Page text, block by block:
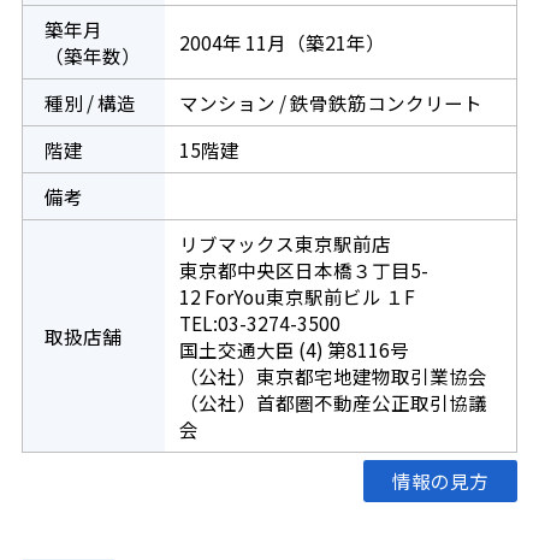
築年月
（築年数）
2004年 11月（築21年）
種別 / 構造
マンション / 鉄骨鉄筋コンクリート
階建
15階建
備考
取扱店舗
リブマックス東京駅前店
東京都中央区日本橋３丁目5-
12 ForYou東京駅前ビル １F
TEL:03-3274-3500
国土交通大臣 (4) 第8116号
（公社）東京都宅地建物取引業協会
（公社）首都圏不動産公正取引協議
会
情報の見方